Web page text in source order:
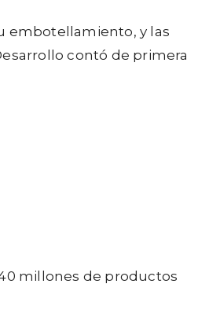
embotellamiento, y las
contó de primera
millones de productos